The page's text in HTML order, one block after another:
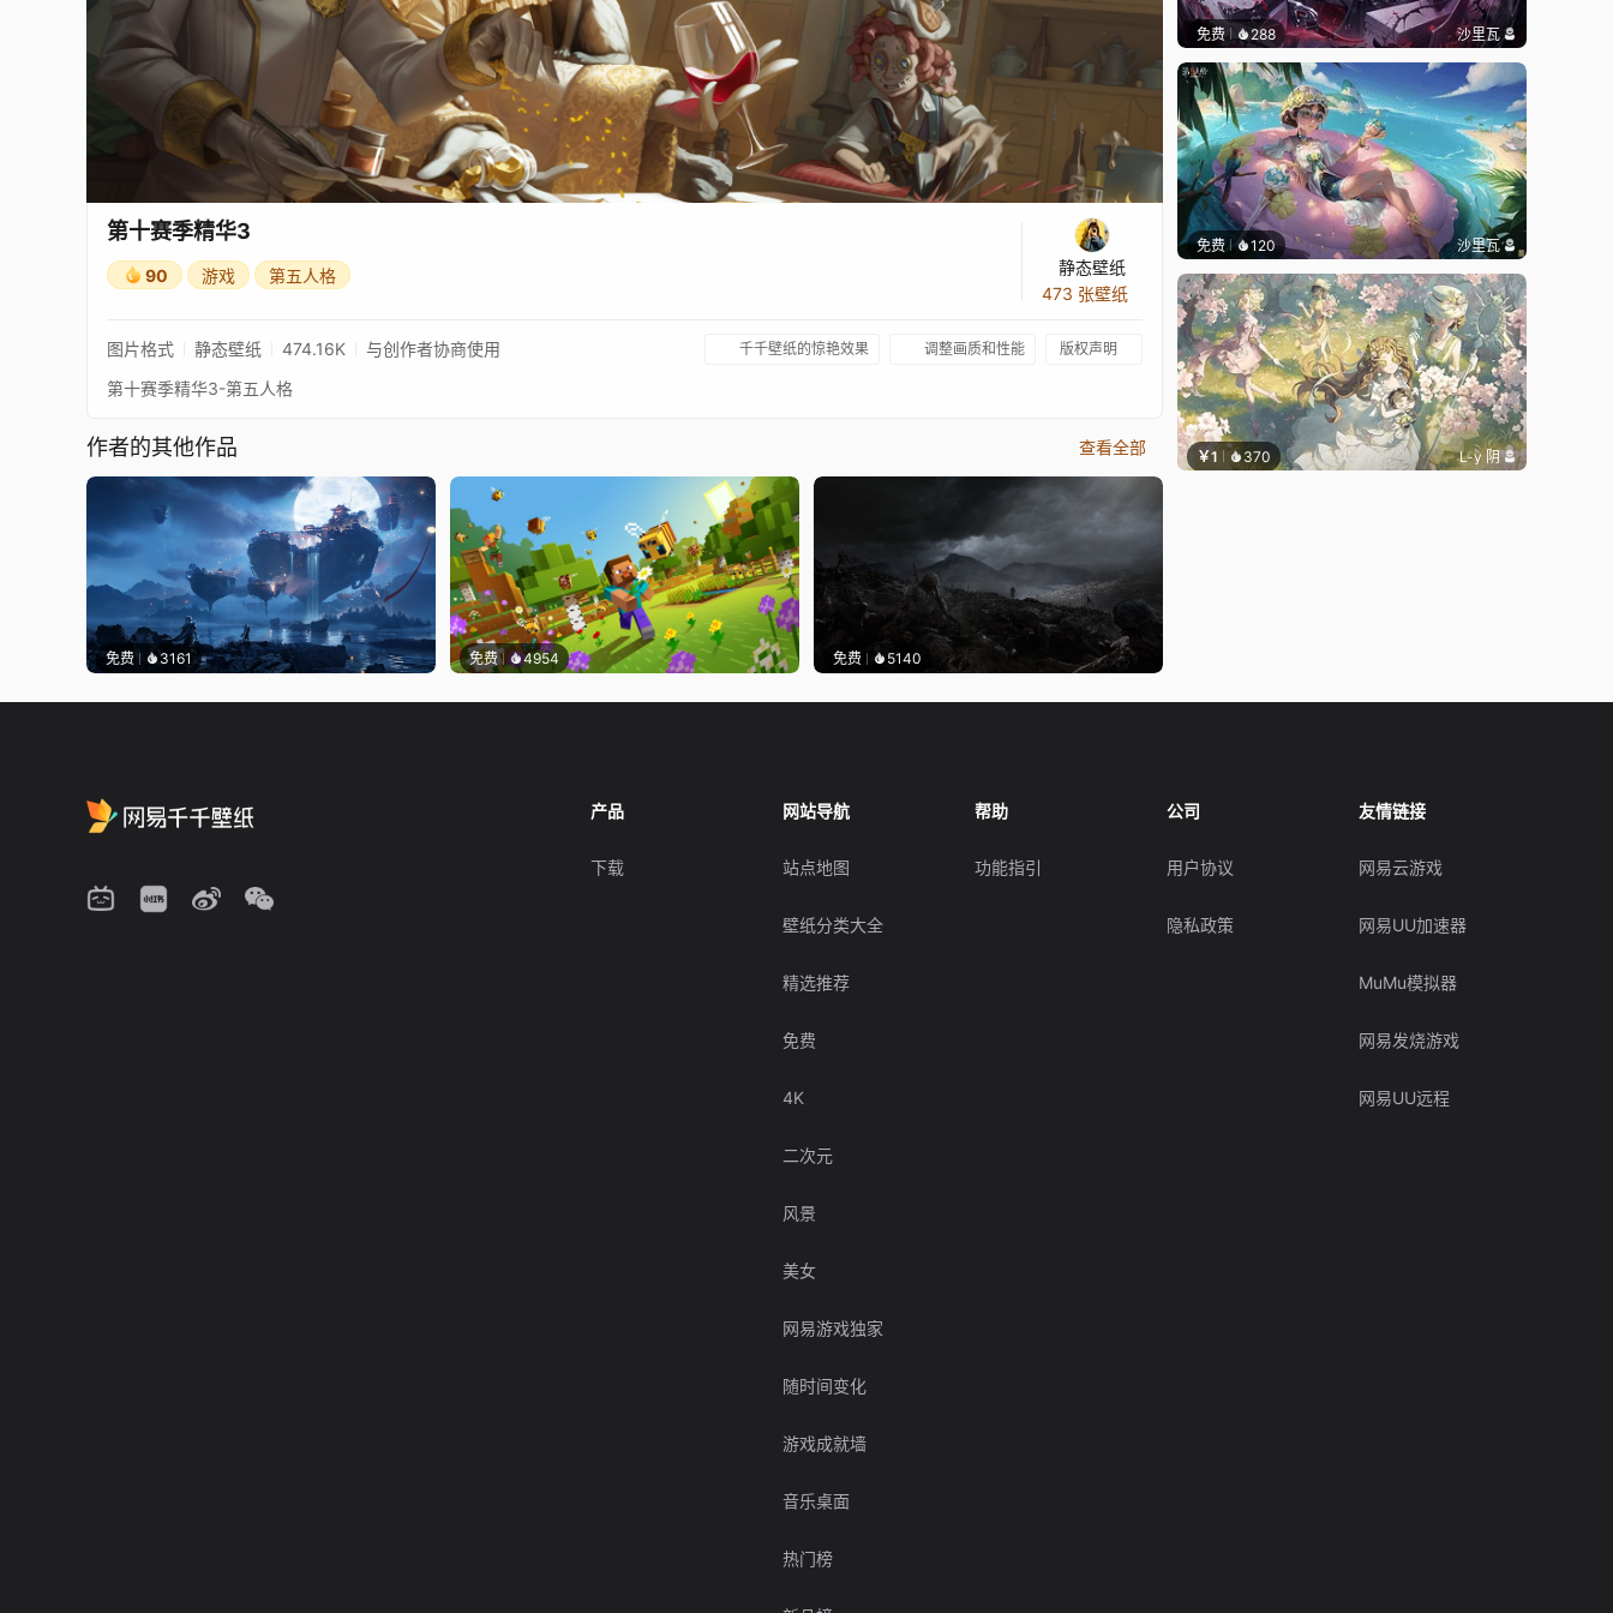
第十赛季精华3
90 游戏 第五人格
静态壁纸
473 张壁纸
图片格式 静态壁纸 474.16K 与创作者协商使用 千千壁纸的惊艳效果 调整画质和性能 版权声明
第十赛季精华3-第五人格
作者的其他作品 查看全部
免费 3161 免费 4954 免费 5140
免费 288 沙里瓦
免费 120 沙里瓦
￥1 370 L-y 阴
产品
下载
网站导航
站点地图
壁纸分类大全
精选推荐
免费
4K
二次元
风景
美女
网易游戏独家
随时间变化
游戏成就墙
音乐桌面
热门榜
帮助
功能指引
公司
用户协议
隐私政策
友情链接
网易云游戏
网易UU加速器
MuMu模拟器
网易发烧游戏
网易UU远程